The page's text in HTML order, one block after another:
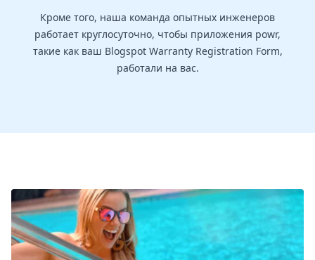
Кроме того, наша команда опытных инженеров
работает круглосуточно, чтобы приложения powr,
такие как ваш Blogspot Warranty Registration Form,
работали на вас.